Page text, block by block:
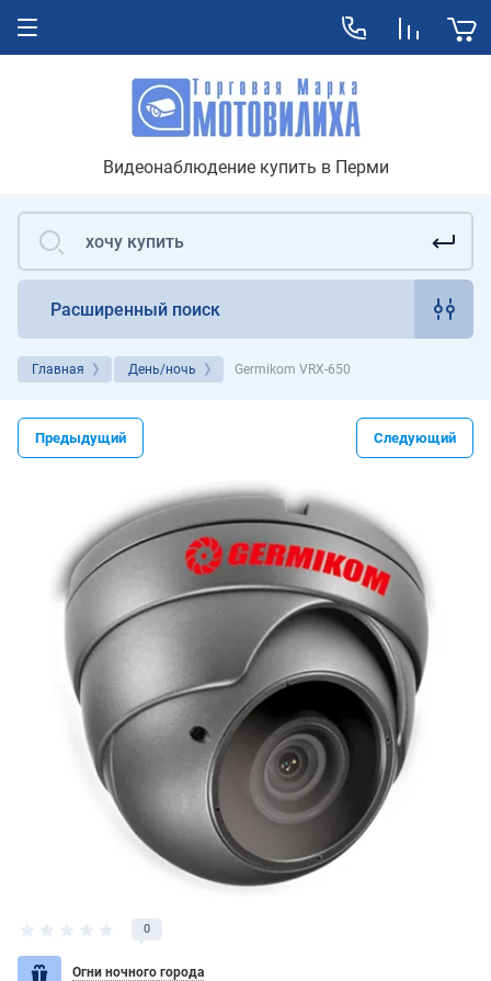
Видеонаблюдение купить в Перми
Расширенный поиск
Главная День/ночь Germikom VRX-650
Предыдущий Следующий
0
Огни ночного города